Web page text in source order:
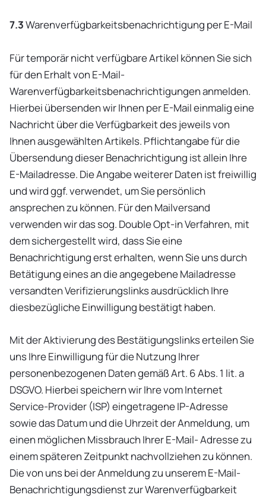
7.3Warenverfügbarkeitsbenachrichtigung per E-Mail
Für temporär nicht verfügbare Artikel können Sie sich
für den Erhalt von E-Mail-
Warenverfügbarkeitsbenachrichtigungen anmelden.
Hierbei übersenden wir Ihnen per E-Mail einmalig eine
Nachricht über die Verfügbarkeit des jeweils von
Ihnen ausgewählten Artikels. Pflichtangabe für die
Übersendung dieser Benachrichtigung ist allein Ihre
E-Mailadresse. Die Angabe weiterer Daten ist freiwillig
und wird ggf. verwendet, um Sie persönlich
ansprechen zu können. Für den Mailversand
verwenden wir das sog. Double Opt-in Verfahren, mit
dem sichergestellt wird, dass Sie eine
Benachrichtigung erst erhalten, wenn Sie uns durch
Betätigung eines an die angegebene Mailadresse
versandten Verifizierungslinks ausdrücklich Ihre
diesbezügliche Einwilligung bestätigt haben.
Mit der Aktivierung des Bestätigungslinks erteilen Sie
uns Ihre Einwilligung für die Nutzung Ihrer
personenbezogenen Daten gemäß Art. 6 Abs. 1 lit. a
DSGVO. Hierbei speichern wir Ihre vom Internet
Service-Provider (ISP) eingetragene IP-Adresse
sowie das Datum und die Uhrzeit der Anmeldung, um
einen möglichen Missbrauch Ihrer E-Mail- Adresse zu
einem späteren Zeitpunkt nachvollziehen zu können.
Die von uns bei der Anmeldung zu unserem E-Mail-
Benachrichtigungsdienst zur Warenverfügbarkeit